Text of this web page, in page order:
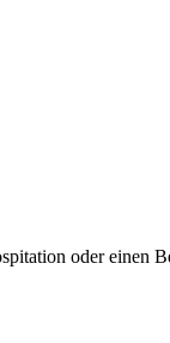
oder einen